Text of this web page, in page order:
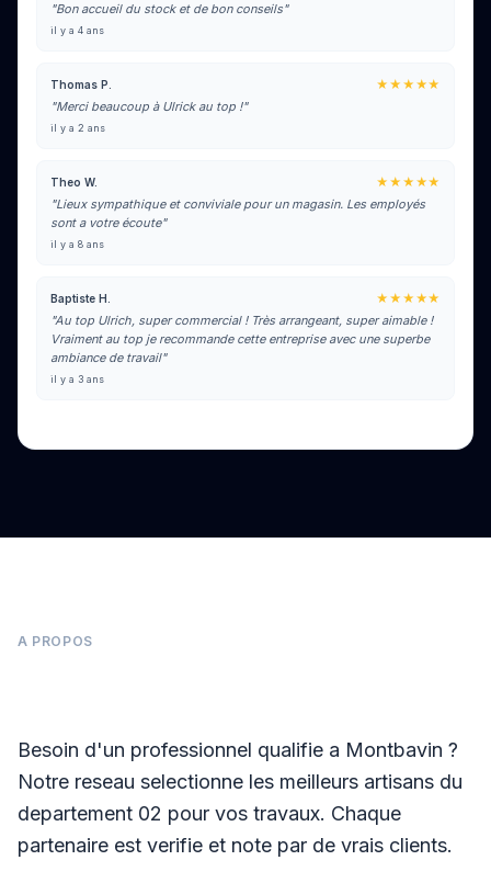
"Bon accueil du stock et de bon conseils"
il y a 4 ans
Thomas P.
★★★★★
"Merci beaucoup à Ulrick au top !"
il y a 2 ans
Theo W.
★★★★★
"Lieux sympathique et conviviale pour un magasin. Les employés
sont a votre écoute"
il y a 8 ans
Baptiste H.
★★★★★
"Au top Ulrich, super commercial ! Très arrangeant, super aimable !
Vraiment au top je recommande cette entreprise avec une superbe
ambiance de travail"
il y a 3 ans
A PROPOS
Besoin d'un professionnel qualifie a Montbavin ?
Notre reseau selectionne les meilleurs artisans du
departement 02 pour vos travaux. Chaque
partenaire est verifie et note par de vrais clients.